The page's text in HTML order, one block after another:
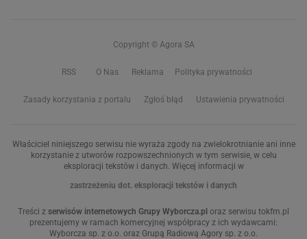
Copyright © Agora SA
RSS O Nas Reklama Polityka prywatności
Zasady korzystania z portalu Zgłoś błąd Ustawienia prywatności
Właściciel niniejszego serwisu nie wyraża zgody na zwielokrotnianie ani inne
korzystanie z utworów rozpowszechnionych w tym serwisie, w celu
eksploracji tekstów i danych. Więcej informacji w
zastrzeżeniu dot. eksploracji tekstów i danych
Treści z serwisów internetowych Grupy Wyborcza.pl oraz serwisu tokfm.pl
prezentujemy w ramach komercyjnej współpracy z ich wydawcami:
Wyborcza sp. z o.o. oraz Grupą Radiową Agory sp. z o.o.